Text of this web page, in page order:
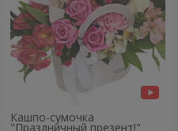
Кашпо-сумочка
"Праздничный презент!"